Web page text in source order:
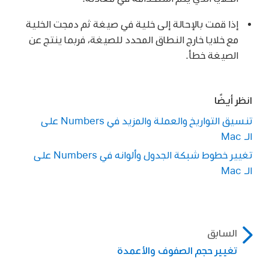
وتنسيق تلك الخلية.
وإذا كانت هناك عدة خلايا بها محتوى قبل الدمج، يتم
الاحتفاظ بكل المحتوى، لكن الخلايا التي لها تنسيق
خلايا محدد - مثل الأعداد، العملة، أو التواريخ - يتم
إذا تم تطبيق لون التعبئة على الخلية أعلى اليسار،
إذا استخدمت نموذجًا لإدخال بيانات في جدول، لا
يمكنك دمج أي من الخلايا في الجدول.
إذا قمت بالإحالة إلى خلية في صيغة ثم دمجت الخلية
مع خلايا خارج النطاق المحدد للصيغة، فربما ينتج عن
الصيغة خطأ.
انظر أيضًا
تنسيق التواريخ والعملة والمزيد في Numbers على
الـ Mac
تغيير خطوط شبكة الجدول وألوانه في Numbers على
الـ Mac
السابق
تغيير حجم الصفوف والأعمدة